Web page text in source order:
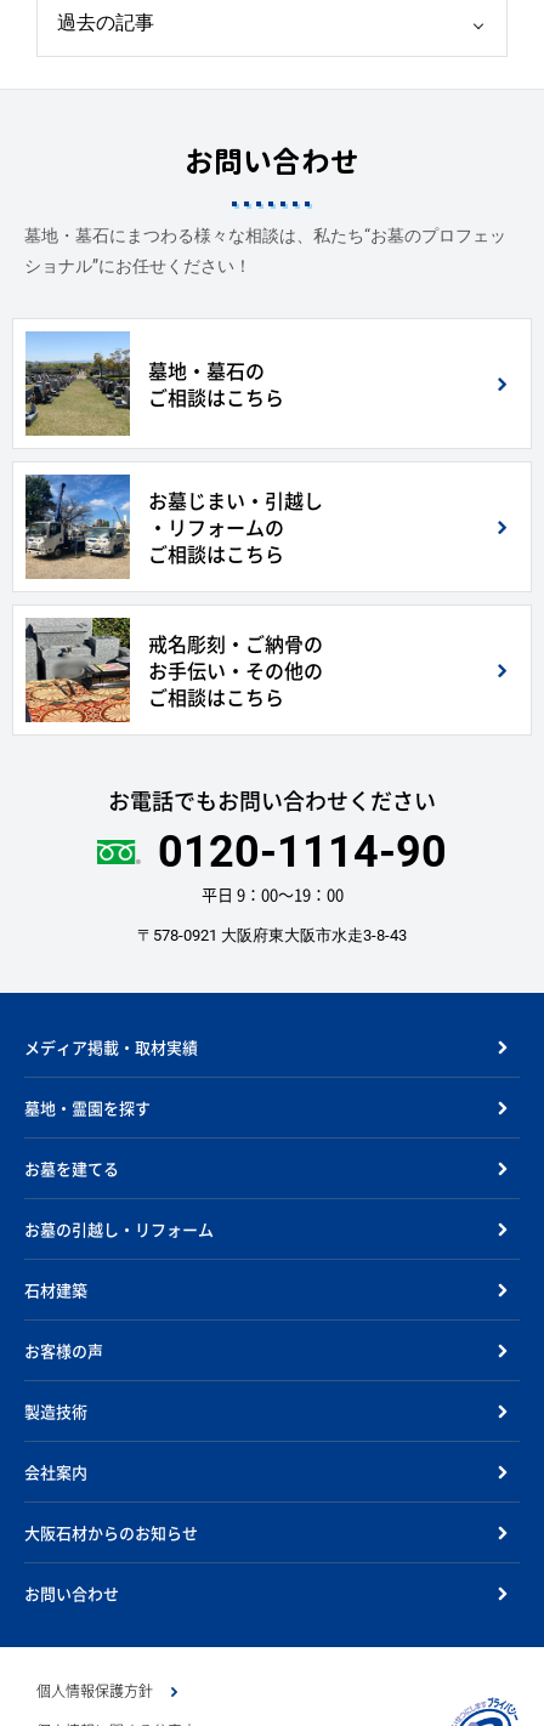
お問い合わせ
墓地・墓石にまつわる様々な相談は、私たち“お墓のプロフェッ
ショナル”にお任せください！
墓地・墓石の
ご相談はこちら
お墓じまい・引越し
・リフォームの
ご相談はこちら
戒名彫刻・ご納骨の
お手伝い・その他の
ご相談はこちら
お電話でもお問い合わせください
0120-1114-90
平日 9：00〜19：00
〒578-0921 大阪府東大阪市水走3-8-43
メディア掲載・取材実績
墓地・霊園を探す
お墓を建てる
お墓の引越し・リフォーム
石材建築
お客様の声
製造技術
会社案内
大阪石材からのお知らせ
お問い合わせ
個人情報保護方針